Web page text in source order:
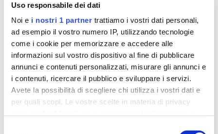
Uso responsabile dei dati
Noi e i nostri 1 partner trattiamo i vostri dati personali,
ad esempio il vostro numero IP, utilizzando tecnologie
come i cookie per memorizzare e accedere alle
informazioni sul vostro dispositivo al fine di pubblicare
annunci e contenuti personalizzati, misurare gli annunci e
i contenuti, ricercare il pubblico e sviluppare i servizi.
Avete la possibilità di scegliere chi utilizza i vostri dati e
per quali scopi. Le vostre scelte in materia di privacy
Cipollini e Cavallaro, amici da sempre, al Giro del Veneto sono finiti
2° e 1°. Aiutandosi (foto Scanferla)
Alla fine ti sei ritrovato a giocarti la vittoria finale
con il tuo compagno di squadra Edoardo
: come vi siete regolati?